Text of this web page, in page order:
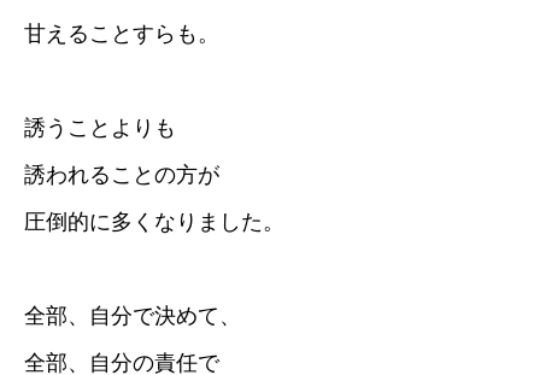
甘えることすらも。
誘うことよりも
誘われることの方が
圧倒的に多くなりました。
全部、自分で決めて、
全部、自分の責任で